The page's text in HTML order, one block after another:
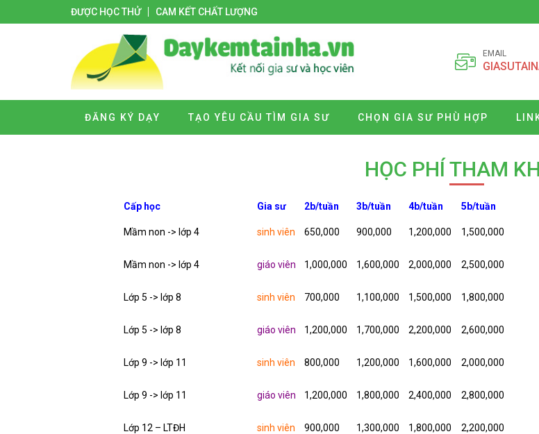
ĐƯỢC HỌC THỬ CAM KẾT CHẤT LƯỢNG
EMAIL
ĐĂNG KÝ DẠY TẠO YÊU CẦU TÌM GIA SƯ CHỌN GIA SƯ PHÙ HỢP
HỌC PHÍ THAM
Cấp học Gia sư 2b/tuần 3b/tuần 4b/tuần 5b/tuần
Mầm non -> lớp 4 sinh viên 650,000 900,000 1,200,000 1,500,000
Mầm non -> lớp 4 giáo viên 1,000,000 1,600,000 2,000,000 2,500,000
Lớp 5 -> lớp 8 sinh viên 700,000 1,100,000 1,500,000 1,800,000
Lớp 5 -> lớp 8 giáo viên 1,200,000 1,700,000 2,200,000 2,600,000
Lớp 9 -> lớp 11 sinh viên 800,000 1,200,000 1,600,000 2,000,000
Lớp 9 -> lớp 11 giáo viên 1,200,000 1,800,000 2,400,000 2,800,000
Lớp 12 – LTĐH sinh viên 900,000 1,300,000 1,800,000 2,200,000